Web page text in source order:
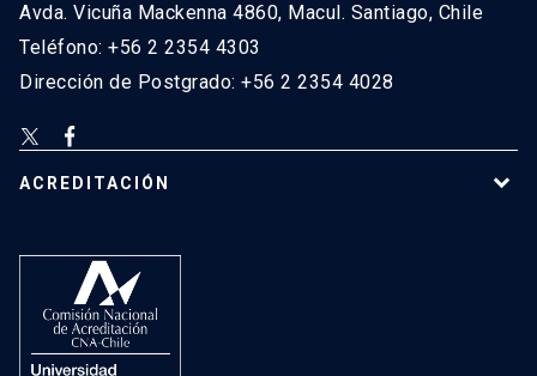
Avda. Vicuña Mackenna 4860, Macul. Santiago, Chile
Teléfono: +56 2 2354 4303
Dirección de Postgrado: +56 2 2354 4028
ACREDITACIÓN